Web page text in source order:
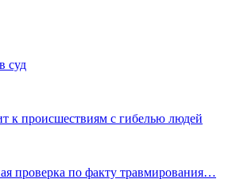
суд
к происшествиям с гибелью людей
проверка по факту травмирования…